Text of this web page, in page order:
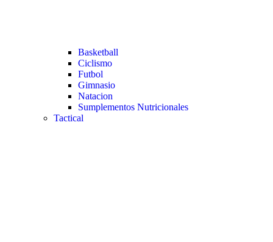
Basketball
Ciclismo
Futbol
Gimnasio
Natacion
Sumplementos Nutricionales
Tactical